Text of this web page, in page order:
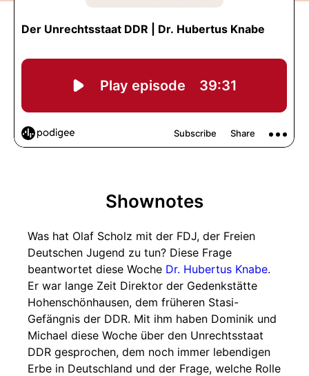
Shownotes
Was hat Olaf Scholz mit der FDJ, der Freien
Deutschen Jugend zu tun? Diese Frage
beantwortet diese Woche Dr. Hubertus Knabe.
Er war lange Zeit Direktor der Gedenkstätte
Hohenschönhausen, dem früheren Stasi-
Gefängnis der DDR. Mit ihm haben Dominik und
Michael diese Woche über den Unrechtsstaat
DDR gesprochen, dem noch immer lebendigen
Erbe in Deutschland und der Frage, welche Rolle